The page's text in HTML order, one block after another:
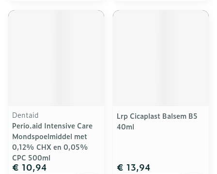
Dentaid
Perio.aid Intensive Care
Mondspoelmiddel met
0,12% CHX en 0,05%
CPC 500ml
€ 10,94
Lrp Cicaplast Balsem B5
40ml
€ 13,94